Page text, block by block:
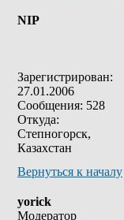
NIP
Зарегистрирован:
27.01.2006
Сообщения: 528
Откуда:
Степногорск,
Казахстан
Вернуться к началу
yorick
Модератор